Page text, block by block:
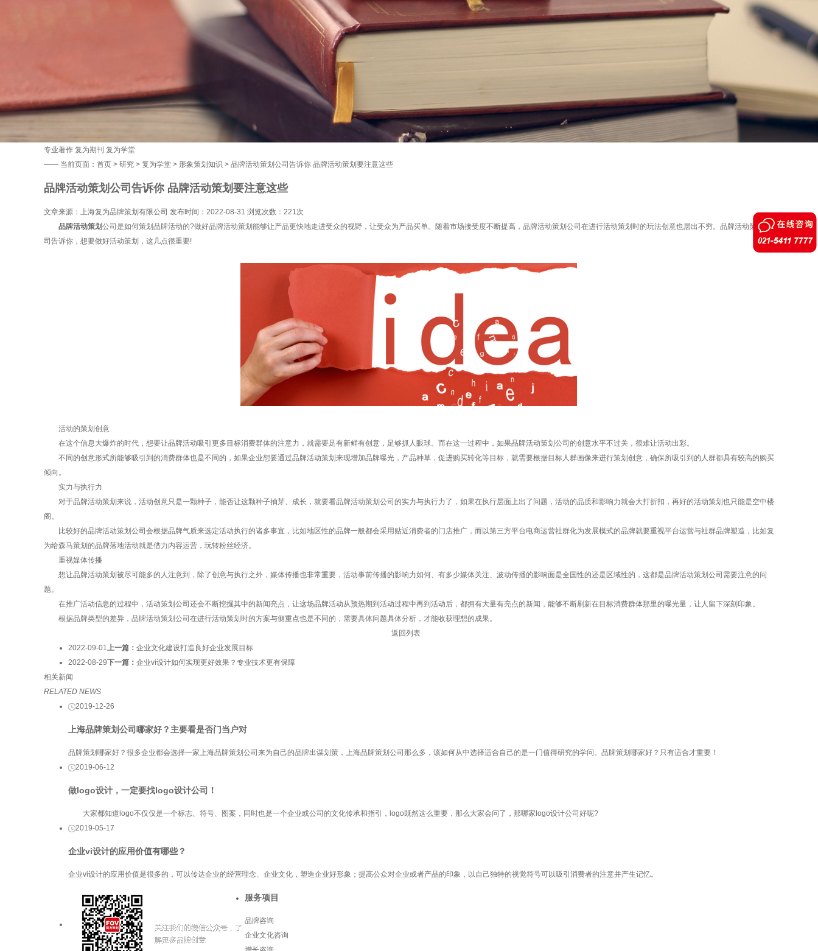
专业著作 复为期刊 复为学堂
—— 当前页面： 首页 > 研究 > 复为学堂 > 形象策划知识 > 品牌活动策划公司告诉你 品牌活动策划要注意这些
品牌活动策划公司告诉你 品牌活动策划要注意这些
文章来源：上海复为品牌策划有限公司 发布时间：2022-08-31 浏览次数： 221次
品牌活动策划公司是如何策划品牌活动的?做好品牌活动策划能够让产品更快地走进受众的视野，让受众为产品买单。随着市场接受度不断提高，品牌活动策划公司在进行活动策划时的玩法创意也层出不穷。品牌活动策划公
司告诉你，想要做好活动策划，这几点很重要!
活动的策划创意
在这个信息大爆炸的时代，想要让品牌活动吸引更多目标消费群体的注意力，就需要足有新鲜有创意，足够抓人眼球。而在这一过程中，如果品牌活动策划公司的创意水平不过关，很难让活动出彩。
不同的创意形式所能够吸引到的消费群体也是不同的，如果企业想要通过品牌活动策划来现增加品牌曝光，产品种草，促进购买转化等目标，就需要根据目标人群画像来进行策划创意，确保所吸引到的人群都具有较高的购买
倾向。
实力与执行力
对于品牌活动策划来说，活动创意只是一颗种子，能否让这颗种子抽芽、成长，就要看品牌活动策划公司的实力与执行力了，如果在执行层面上出了问题，活动的品质和影响力就会大打折扣，再好的活动策划也只能是空中楼
阁。
比较好的品牌活动策划公司会根据品牌气质来选定活动执行的诸多事宜，比如地区性的品牌一般都会采用贴近消费者的门店推广，而以第三方平台电商运营社群化为发展模式的品牌就要重视平台运营与社群品牌塑造，比如复
为给森马策划的品牌落地活动就是借力内容运营，玩转粉丝经济。
重视媒体传播
想让品牌活动策划被尽可能多的人注意到，除了创意与执行之外，媒体传播也非常重要，活动事前传播的影响力如何、有多少媒体关注、波动传播的影响面是全国性的还是区域性的，这都是品牌活动策划公司需要注意的问
题。
在推广活动信息的过程中，活动策划公司还会不断挖掘其中的新闻亮点，让这场品牌活动从预热期到活动过程中再到活动后，都拥有大量有亮点的新闻，能够不断刷新在目标消费群体那里的曝光量，让人留下深刻印象。
根据品牌类型的差异，品牌活动策划公司在进行活动策划时的方案与侧重点也是不同的，需要具体问题具体分析，才能收获理想的成果。
返回列表
2022-09-01上一篇： 企业文化建设打造良好企业发展目标
2022-08-29下一篇： 企业vi设计如何实现更好效果？专业技术更有保障
相关新闻
RELATED NEWS
2019-12-26
上海品牌策划公司哪家好？主要看是否门当户对
品牌策划哪家好？很多企业都会选择一家上海品牌策划公司来为自己的品牌出谋划策，上海品牌策划公司那么多，该如何从中选择适合自己的是一门值得研究的学问。品牌策划哪家好？只有适合才重要！
2019-06-12
做logo设计​，一定要找logo设计​公司！
大家都知道logo不仅仅是一个标志、符号、图案，同时也是一个企业或公司的文化传承和指引，logo既然这么重要，那么大家会问了，那哪家logo设计公司好呢?
2019-05-17
企业vi设计的应用价值有哪些？
企业vi设计的应用价值是很多的，可以传达企业的经营理念、企业文化，塑造企业好形象；提高公众对企业或者产品的印象，以自己独特的视觉符号可以吸引消费者的注意并产生记忆。
服务项目
品牌咨询
企业文化咨询